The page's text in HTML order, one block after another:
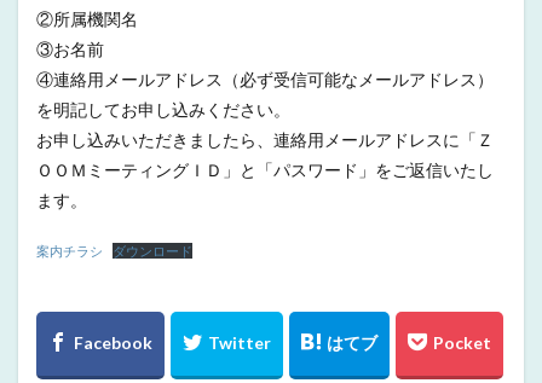
②所属機関名
③お名前
④連絡用メールアドレス（必ず受信可能なメールアドレス）
を明記してお申し込みください。
お申し込みいただきましたら、連絡用メールアドレスに「Ｚ
ＯＯＭミーティングＩＤ」と「パスワード」をご返信いたし
ます。
案内チラシ ダウンロード